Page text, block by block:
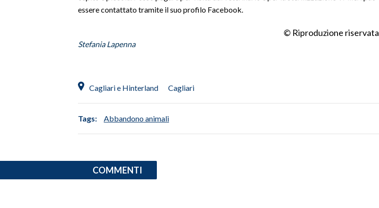
essere contattato tramite il suo profilo Facebook.
© Riproduzione riservata
Stefania Lapenna
Cagliari e Hinterland Cagliari
Tags: Abbandono animali
COMMENTI